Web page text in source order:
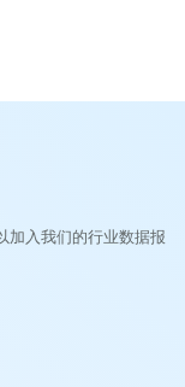
加入我们的行业数据报